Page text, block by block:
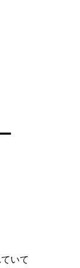
いて